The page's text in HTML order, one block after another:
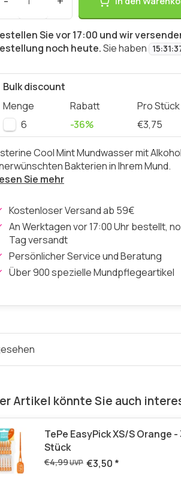
Sie vor 17:00 und wir
noch heute.Sie haben 15:31:
Bulk discount
Menge
Rabatt
Pro Stück
6
-36% €3,75
Cool Mint Mundwasser mit
Bakterien in Ihrem Mund.
Sie mehr
Kostenloser Versand ab 59€
An Werktagen vor 17:00 Uhr bestellt,
Tag versandt
Persönlicher Service und Beratung
Über 900 spezielle Mundpflegeartikel
Artikel könnte Sie auch
TePe EasyPick XS/S Orange -
Stück
€4,99UVP €3,50 *